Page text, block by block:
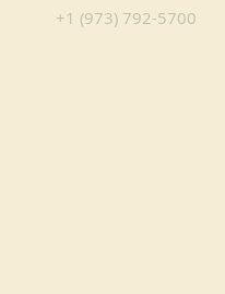
+1 (973) 792-5700